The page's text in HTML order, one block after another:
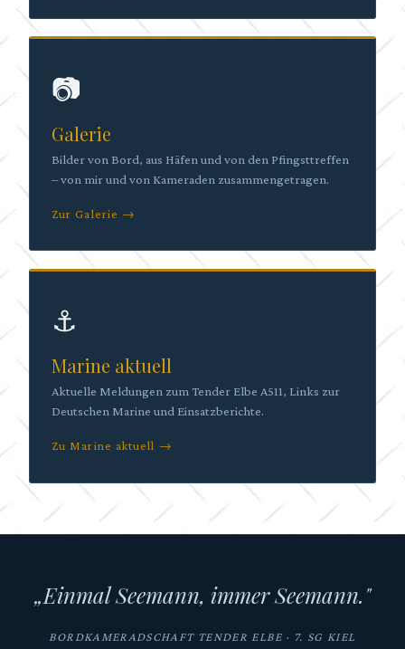
📷
Galerie
Bilder von Bord, aus Häfen und von den Pfingsttreffen
– von mir und von Kameraden zusammengetragen.
Zur Galerie →
⚓
Marine aktuell
Aktuelle Meldungen zum Tender Elbe A511, Links zur
Deutschen Marine und Einsatzberichte.
Zu Marine aktuell →
„Einmal Seemann, immer Seemann."
BORDKAMERADSCHAFT TENDER ELBE · 7. SG KIEL